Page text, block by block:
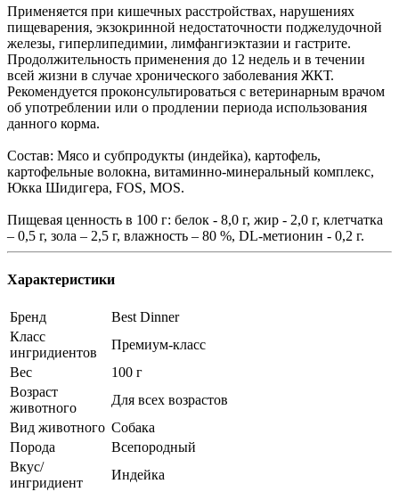
Применяется при кишечных расстройствах, нарушениях
пищеварения, экзокринной недостаточности поджелудочной
железы, гиперлипедимии, лимфангиэктазии и гастрите.
Продолжительность применения до 12 недель и в течении
всей жизни в случае хронического заболевания ЖКТ.
Рекомендуется проконсультироваться с ветеринарным врачом
об употреблении или о продлении периода использования
данного корма.
Состав: Мясо и субпродукты (индейка), картофель,
картофельные волокна, витаминно-минеральный комплекс,
Юкка Шидигера, FOS, MOS.
Пищевая ценность в 100 г: белок - 8,0 г, жир - 2,0 г, клетчатка
– 0,5 г, зола – 2,5 г, влажность – 80 %, DL-метионин - 0,2 г.
Характеристики
Бренд
Best Dinner
Класс
ингридиентов
Премиум-класс
Вес
100 г
Возраст
животного
Для всех возрастов
Вид животного Собака
Порода
Всепородный
Вкус/
ингридиент
Индейка